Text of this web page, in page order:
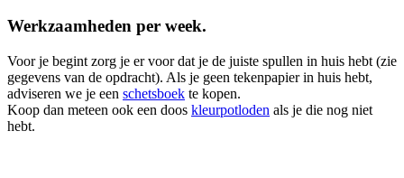
Werkzaamheden per week.
Voor je begint zorg je er voor dat je de juiste spullen in huis hebt (zie
gegevens van de opdracht). Als je geen tekenpapier in huis hebt,
adviseren we je een schetsboek te kopen.
Koop dan meteen ook een doos kleurpotloden als je die nog niet
hebt.